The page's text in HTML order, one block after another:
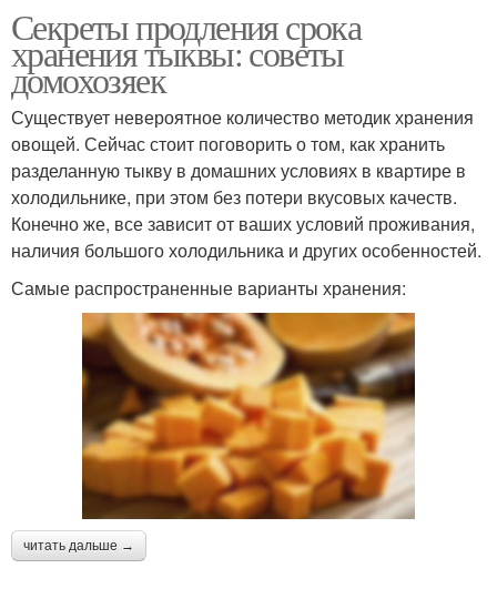
Секреты продления срока
хранения тыквы: советы
домохозяек
Существует невероятное количество методик хранения
овощей. Сейчас стоит поговорить о том, как хранить
разделанную тыкву в домашних условиях в квартире в
холодильнике, при этом без потери вкусовых качеств.
Конечно же, все зависит от ваших условий проживания,
наличия большого холодильника и других особенностей.
Самые распространенные варианты хранения:
читать дальше →